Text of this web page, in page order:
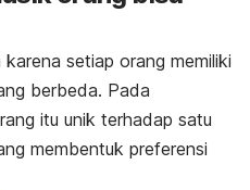
setiap orang memiliki
berbeda. Pada
itu unik terhadap satu
membentuk preferensi